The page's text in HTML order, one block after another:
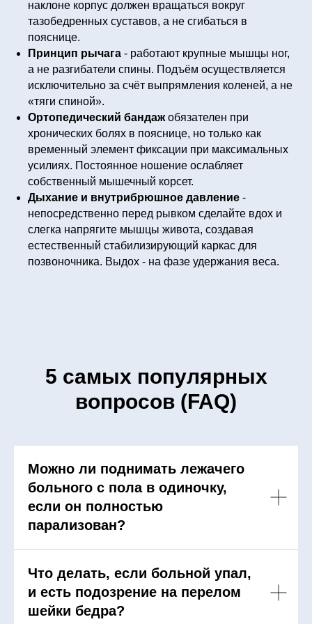
наклоне корпус должен вращаться вокруг
тазобедренных суставов, а не сгибаться в
пояснице.
Принцип рычага - работают крупные мышцы ног,
а не разгибатели спины. Подъём осуществляется
исключительно за счёт выпрямления коленей, а не
«тяги спиной».
Ортопедический бандажобязателен при
хронических болях в пояснице, но только как
временный элемент фиксации при максимальных
усилиях. Постоянное ношение ослабляет
собственный мышечный корсет.
Дыхание и внутрибрюшное давление -
непосредственно перед рывком сделайте вдох и
слегка напрягите мышцы живота, создавая
естественный стабилизирующий каркас для
позвоночника. Выдох - на фазе удержания веса.
5 самых популярных
вопросов (FAQ)
Можно ли поднимать лежачего
больного с пола в одиночку,
если он полностью
парализован?
Что делать, если больной упал,
и есть подозрение на перелом
шейки бедра?